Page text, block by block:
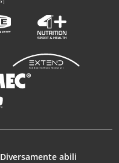
Diversamente abili